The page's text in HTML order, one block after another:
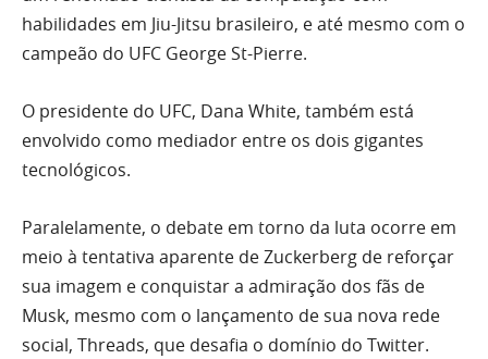
habilidades em Jiu-Jitsu brasileiro, e até mesmo com o
campeão do UFC George St-Pierre.
O presidente do UFC, Dana White, também está
envolvido como mediador entre os dois gigantes
tecnológicos.
Paralelamente, o debate em torno da luta ocorre em
meio à tentativa aparente de Zuckerberg de reforçar
sua imagem e conquistar a admiração dos fãs de
Musk, mesmo com o lançamento de sua nova rede
social, Threads, que desafia o domínio do Twitter.